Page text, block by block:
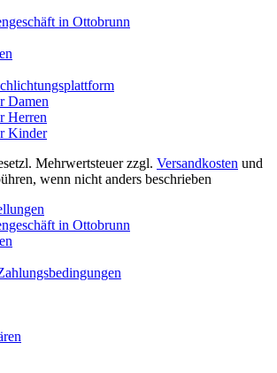
in Ottobrunn
Damen
Herren
Kinder
Mehrwertsteuer zzgl. Versandkosten und
wenn nicht anders beschrieben
in Ottobrunn